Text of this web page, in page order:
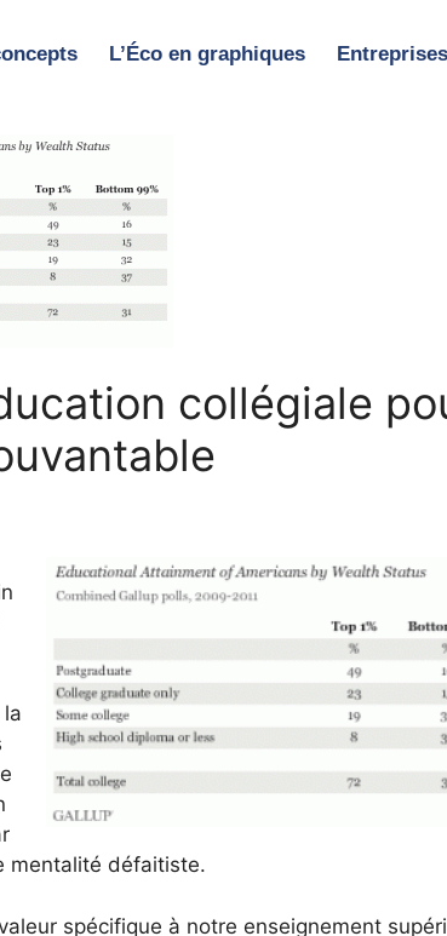
L’Éco en graphiques Entreprises
collégiale
mentalité défaitiste.
spécifique à notre enseignement